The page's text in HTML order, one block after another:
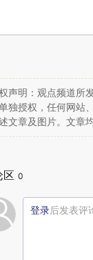
声明：观点频道所
独授权，任何网站
文章及图片。文章
区 0
登录后发表评